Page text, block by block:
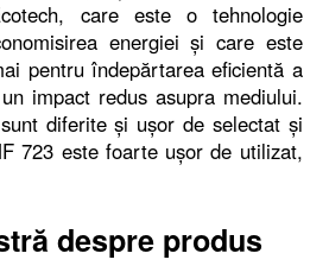
care este o tehnologie
energiei şi care este
pentru îndepărtarea eficientă a
impact redus asupra mediului.
diferite şi uşor de selectat şi
723 este foarte uşor de utilizat,
despre produs